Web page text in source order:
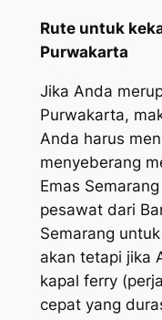
Rute untuk
Purwakarta
Jika Anda
Purwakarta,
Anda harus
menyeberang
Emas
pesawat dari
Semarang
akan tetapi jika
kapal ferry
cepat yang